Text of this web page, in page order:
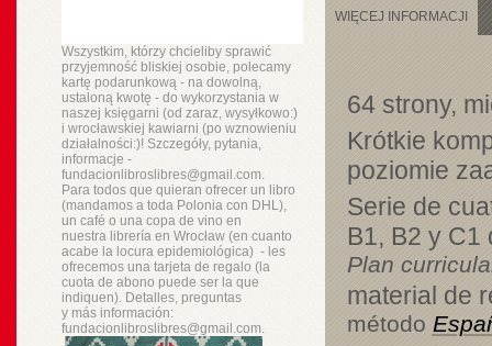
Wszystkim, którzy chcieliby sprawić
przyjemność bliskiej osobie, polecamy
kartę podarunkową - na dowolną,
ustaloną kwotę - do wykorzystania w
naszej księgarni (od zaraz, wysyłkowo:)
i wrocławskiej kawiarni (po wznowieniu
działalności:)! Szczegóły, pytania,
informacje -
fundacionlibroslibres@gmail.com.
Para todos que quieran ofrecer un libro
(mandamos a toda Polonia con DHL),
un café o una copa de vino en
nuestra libreríaen Wrocław (en cuanto
acabe la locura epidemiológica) - les
ofrecemos una tarjeta de regalo (la
cuota de abono puede ser la que
indiquen). Detalles, preguntas
y másinformación:
fundacionlibroslibres@gmail.com.
WIĘCEJ INFORMACJI
64 strony,
Krótkie
poziomie
Serie de
B1, B2 y C1
Plan
material de
método